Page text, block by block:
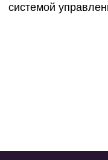
системой